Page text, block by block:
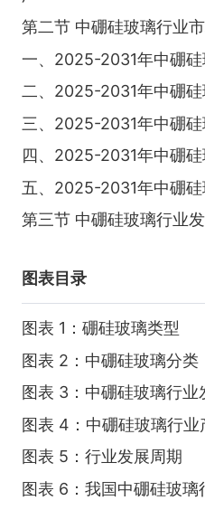
第二节 中硼硅玻璃行业
一、2025-2031年中硼
二、2025-2031年中硼硅
三、2025-2031年中硼
四、2025-2031年中硼硅
五、2025-2031年中硼
第三节 中硼硅玻璃行业
图表目录
图表 1：硼硅玻璃类型
图表 2：中硼硅玻璃分类
图表 3：中硼硅玻璃行业
图表 4：中硼硅玻璃行业
图表 5：行业发展周期
图表 6：我国中硼硅玻